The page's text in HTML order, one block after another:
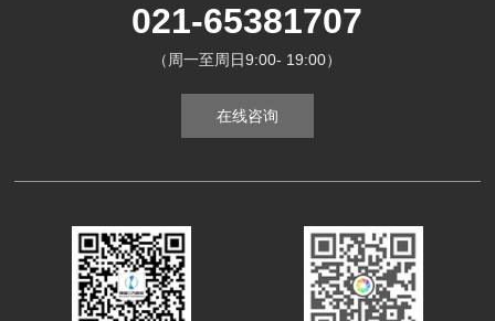
021-65381707
（周一至周日9:00- 19:00）
在线咨询